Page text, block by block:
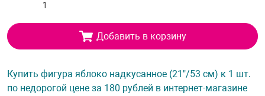
Добавить в корзину
Купить фигура яблоко надкусанное (21"/53 см) к 1 шт.
по недорогой цене за 180 рублей в интернет-магазине